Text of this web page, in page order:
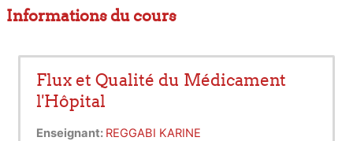
Informations du cours
Flux et Qualité du Médicament
l'Hôpital
Enseignant: REGGABI KARINE